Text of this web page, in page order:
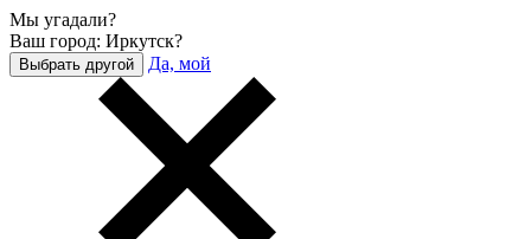
Мы угадали?
Ваш город: Иркутск?
Выбрать другой Да, мой